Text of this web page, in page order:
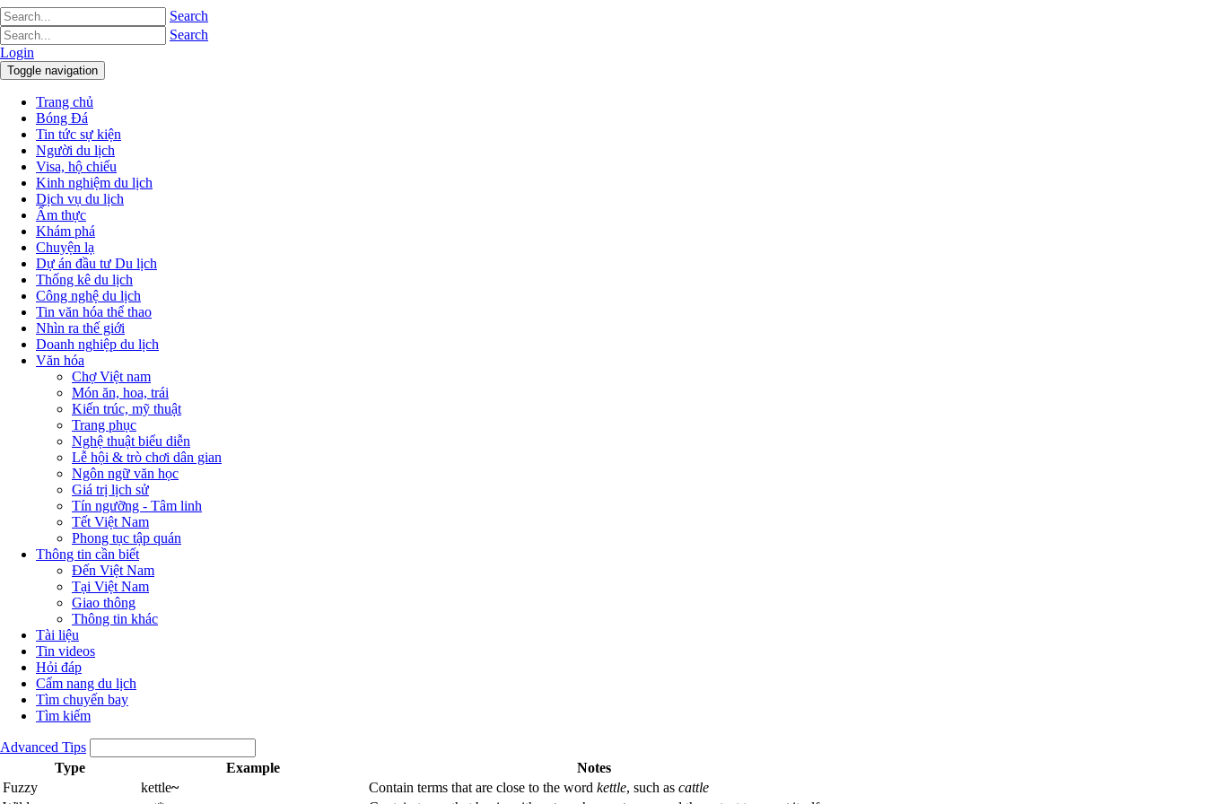
Search
Search
Login
Toggle navigation
Trang chủ
Bóng Đá
Tin tức sự kiện
Người du lịch
Visa, hộ chiếu
Kinh nghiệm du lịch
Dịch vụ du lịch
Ẩm thực
Khám phá
Chuyện lạ
Dự án đầu tư Du lịch
Thống kê du lịch
Công nghệ du lịch
Tin văn hóa thể thao
Nhìn ra thế giới
Doanh nghiệp du lịch
Văn hóa
Chợ Việt nam
Món ăn, hoa, trái
Kiến trúc, mỹ thuật
Trang phục
Nghệ thuật biểu diễn
Lễ hội & trò chơi dân gian
Ngôn ngữ văn học
Giá trị lịch sử
Tín ngưỡng - Tâm linh
Tết Việt Nam
Phong tục tập quán
Thông tin cần biết
Đến Việt Nam
Tại Việt Nam
Giao thông
Thông tin khác
Tài liệu
Tin videos
Hỏi đáp
Cẩm nang du lịch
Tìm chuyến bay
Tìm kiếm
Advanced Tips
Type
Example
Notes
Fuzzy
kettle~ Contain terms that are close to the word kettle, such as cattle